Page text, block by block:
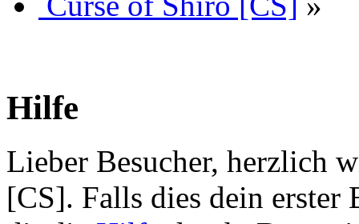
Hilfe
Lieber Besucher, herzlich
[CS]. Falls dies dein erster